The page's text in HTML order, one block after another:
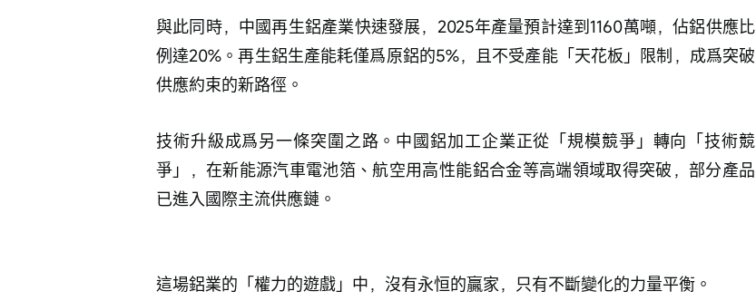
與此同時，中國再生鋁產業快速發展，2025年產量預計達到1160萬噸，佔鋁供應比
例達20%。再生鋁生產能耗僅爲原鋁的5%，且不受產能「天花板」限制，成爲突破
供應約束的新路徑。
技術升級成爲另一條突圍之路。中國鋁加工企業正從「規模競爭」轉向「技術競
爭」，在新能源汽車電池箔、航空用高性能鋁合金等高端領域取得突破，部分產品
已進入國際主流供應鏈。
這場鋁業的「權力的遊戲」中，沒有永恒的贏家，只有不斷變化的力量平衡。